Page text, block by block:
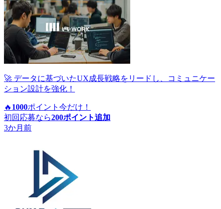
🚀 データに基づいたUX成長戦略をリードし、コミュニケー
ション設計を強化！
🔥 1000ポイント 今だけ！
初回応募なら200ポイント追加
3か月前